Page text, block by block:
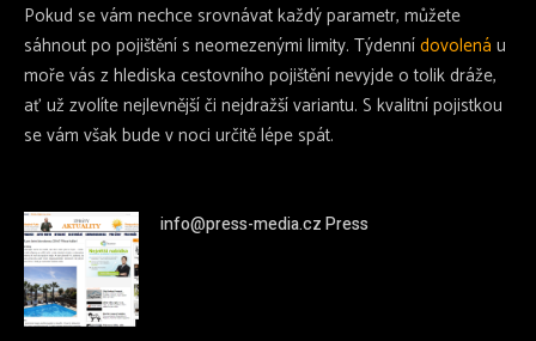
Pokud se vám nechce srovnávat každý parametr, můžete
sáhnout po pojištění s neomezenými limity. Týdennídovolená u
moře vás z hlediska cestovního pojištění nevyjde o tolik dráže,
ať už zvolíte nejlevnější či nejdražší variantu. S kvalitní pojistkou
se vám však bude v noci určitě lépe spát.
info@press-media.cz Press